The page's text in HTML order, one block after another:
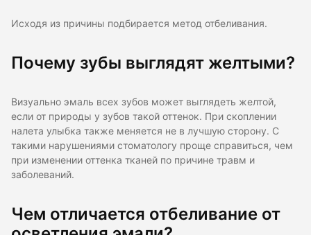
Исходя из причины подбирается метод отбеливания.
Почему зубы выглядят желтыми?
Визуально эмаль всех зубов может выглядеть желтой,
если от природы у зубов такой оттенок. При скоплении
налета улыбка также меняется не в лучшую сторону. С
такими нарушениями стоматологу проще справиться, чем
при изменении оттенка тканей по причине травм и
заболеваний.
Чем отличается отбеливание от